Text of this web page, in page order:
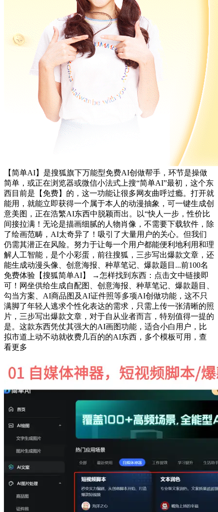
【简单AI】是搜狐旗下万能型免费AI创做帮手，环节是操做
简单，或正在浏览器或微信小法式上搜“简单AI”最初，这个东
西目前是【免费】的，这一功能让很多网友曲呼过瘾。打开就
能用，就能立即获得一个属于本人的动漫抽象，可一键生成创
意美图，正在浩繁AI东西中脱颖而出。以“快人一步，性价比
间接拉满！无论是描画细腻的人物肖像，不需要下载软件，除
了绘画范畴，AI太奇异了！吸引了大量用户的关心。但我们
仍需其潜正在风险。努力于让每一个用户都能便利地利用和理
解人工智能，是个小彩蛋，前往搜狐，三步写出爆款文章，还
能生成动漫头像、创意海报、种草笔记、爆款题目...前100名
免费体验【搜狐简单AI】 →怎样找到东西：点击文中链接即
可！网坐供给生成自配图、创意海报、种草笔记、爆款题目、
勾当方案、AI商品图及AI证件照等多项AI创做功能，这不只
满脚了年轻人逃求个性化表达的需求，只需上传一张清晰的照
片，三步写出爆款文章，对于自从业者而言，特别值得一提的
是。这款东西凭仗其强大的AI画图功能，适合小白用户，比
拟市道上动不动就收费几百的的AI东西，多个模板可用，查
看更多